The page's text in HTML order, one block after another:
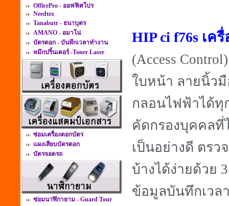
OfficePro - ออฟฟิศโปร
Needtex
Tanabutr - ธนาบุตร
AMANO - อมาโน่
บัตรตอก - บันทึกเวลาทำงาน
หมึกปริ้นเตอร์ -Toner Laser
ซ่อมเครื่องตอกบัตร
แผงเสียบบัตรตอก
บัตรจอดรถ
ซ่อมนาฬิกายาม - Guard Tour
HIP ci f76s เค
(Access
ใบหน้า ลายนิ้ว
กลอนไฟฟ้าได้ทุ
คัดกรองบุคคลที่
เป็นอย่างดี ตร
บ้างได้ง่ายด้วย
ข้อมูลบันทึกเวล